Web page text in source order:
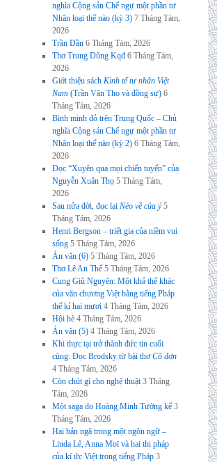
nghĩa Cộng sản Chế ngự một phần tư
Nhân loại thế nào (kỳ 3) 7 Tháng Tám,
2026
Trần Dần 6 Tháng Tám, 2026
Thơ Trung Dũng Kqđ 6 Tháng Tám,
2026
Giới thiệu sách Kinh tế tư nhân Việt
Nam (Trần Văn Thọ và đồng sự) 6
Tháng Tám, 2026
Bình minh đỏ trên Trung Quốc – Chủ
nghĩa Cộng sản Chế ngự một phần tư
Nhân loại thế nào (kỳ 2) 6 Tháng Tám,
2026
Đọc “Xuyên qua mọi chiến tuyến” của
Nguyễn Xuân Thọ 5 Tháng Tám,
2026
Sau nửa đời, đọc lại Nẻo về của ý 5
Tháng Tám, 2026
Henri Bergson – triết gia của niềm vui
sống 5 Tháng Tám, 2026
Án văn (6) 5 Tháng Tám, 2026
Thơ Lê An Thế 5 Tháng Tám, 2026
Cung Giũ Nguyên: Một khả thể khác
của văn chương Việt bằng tiếng Pháp
thế kỉ hai mươi 4 Tháng Tám, 2026
Hội hè 4 Tháng Tám, 2026
Án văn (5) 4 Tháng Tám, 2026
Khi thực tại trở thành đức tin cuối
cùng: Đọc Brodsky từ bài thơCô đơn
4 Tháng Tám, 2026
Còn chút gì cho nghệ thuật 3 Tháng
Tám, 2026
Một saga do Hoàng Minh Tường kể 3
Tháng Tám, 2026
Hai bản ngã trong một ngôn ngữ –
Linda Lê, Anna Moï và hai thi pháp
của kí ức Việt trong tiếng Pháp 3